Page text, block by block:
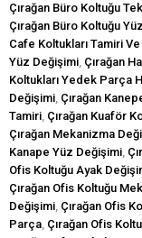
Çırağan Büro Koltuğu
Çırağan Büro Koltuğu
Cafe Koltukları Tamiri
Yüz Değişimi, Çırağan
Koltukları Yedek Parça
Değişimi, Çırağan
Tamiri, Çırağan Kuaför
Çırağan Mekanizma
Kanape Yüz Değişimi,
Ofis Koltuğu Ayak
Çırağan Ofis Koltuğu
Değişimi, Çırağan Ofis
Parça, Çırağan Ofis